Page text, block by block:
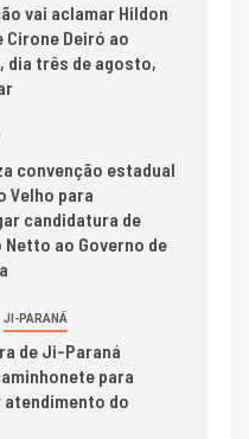
vai aclamar Hildon
Cirone Deiró ao
dia três de agosto,
convenção estadual
Velho para
candidatura de
Netto ao Governo de
JI-PARANÁ
de Ji-Paraná
para
do